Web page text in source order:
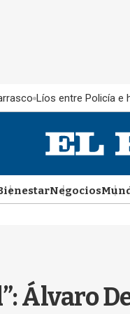
Líos entre Policía e
Negocios
Álvaro